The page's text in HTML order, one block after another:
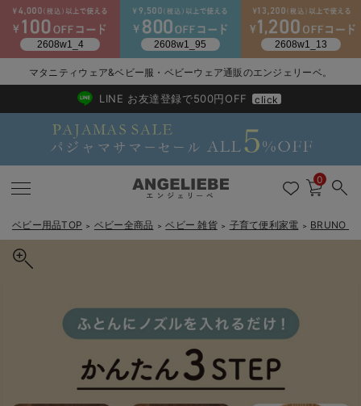
戻る
コンビ肌着・新生児/ベビー肌着
戻る
ロンパース・カバーオール
ベビー ワンピース
戻る
戻る
ベビーベッド・布団 （ベビー・新生児）
ベビー ブランケット・タオルケット
戻る
ベビーチェア（ハイローチェア）・ベビーラック
戻る
戻る
猛暑からベビーを守るひんやりグッズ
夏のお役立ちベビーウェア
戻る
【アウトレット】ワンピース
【アウトレット】トップス・授乳トップス
戻る
抗菌防臭加工
戻る
再入荷｜インナー
再入荷｜アウター
ワンピース
トップス
【37周年祭セール】
【37周年祭セール】
【15℃】3月下旬～
【〜10℃】3月中旬
動きやすく着回しで
涼しくて可愛い「ワ
強撚スムース(コスパ
【おまとめ割】パジ
カジュアル
デニム
ジャケット派
きれいめトップス派
マタニティパジャマ
マタニティインナー
【オフィスカジュア
【オフィスカジュア
レギンスタイプ
パンツタイプ
【フォーマル】ワン
【フォーマル】ボト
【ベビー】長袖
【ベビー】半袖
ハンカチ
2WAYオール
快適ウェア10%OFF
セットアップ・ レイ
Aライン ・フレアワ
〜3,000円（税込）
〜5,000円（税込）
薄くてあったか
綿混素材
入院してすぐ使うグ
赤ちゃんへ使うもの
【冬のあったか特集
【冬のあったか特集
マタニティウェア&ベビー服・ベビーウェア通販のエンジェリーベ。
2026/NewArrival
送料495円(一部地域を除く) 7,700円以上で送料無料
LINE お友達登録で500円OFF click
0
ベビー用品TOP ＞ ベビー全商品 ＞ ベビー 雑貨 ＞ 子育て便利家電 ＞ BRUNO（